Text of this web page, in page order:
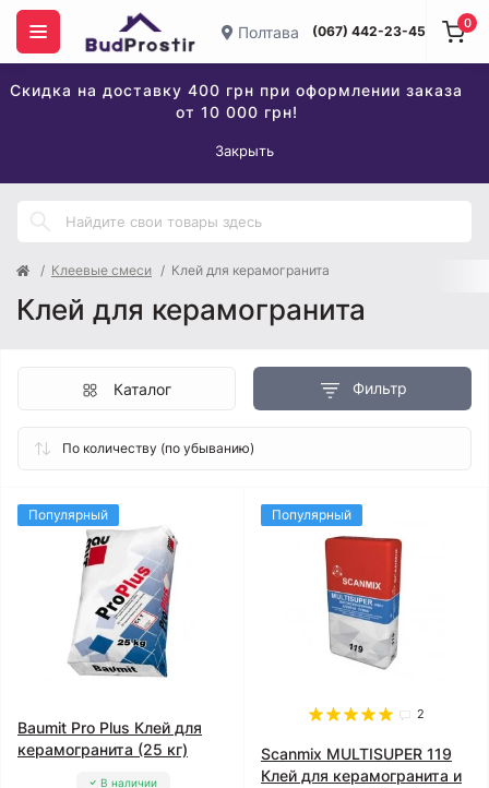
Полтава (067) 442-23-45
Скидка на доставку 400 грн при оформлении заказа
от 10 000 грн!
Закрыть
0
Клеевые смеси Клей для керамогранита
Клей для керамогранита
Фильтр
Каталог
Популярный
Baumit Pro Plus Клей для
керамогранита (25 кг)
В наличии
Популярный
2
Scanmix MULTISUPER 119
Клей для керамогранита и